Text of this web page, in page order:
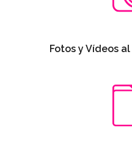
Fotos y Vídeos